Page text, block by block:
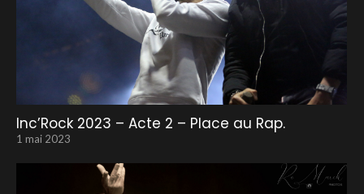
Inc’Rock 2023 – Acte 2 – Place au Rap.
1 mai 2023